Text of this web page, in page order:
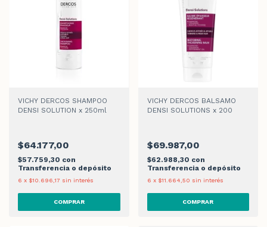
VICHY DERCOS SHAMPOO
DENSI SOLUTION x 250ml
$64.177,00
$57.759,30 con
Transferencia o depósito
6 x $10.696,17 sin interés
VICHY DERCOS BALSAMO
DENSI SOLUTIONS x 200
$69.987,00
$62.988,30 con
Transferencia o depósito
6 x $11.664,50 sin interés